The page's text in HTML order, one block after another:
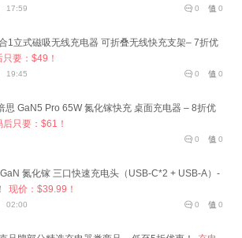
0
0
17:59
1立式磁吸无线充电器 可折叠无线快充支架– 7折优
只要：$49！
0
0
19:45
思 GaN5 Pro 65W 氮化镓快充 桌面充电器 – 8折优
后只要：$61！
0
0
氮化镓 三口快速充电头（USB-C*2 + USB-A）-
现价：$39.99！
0
0
02:00